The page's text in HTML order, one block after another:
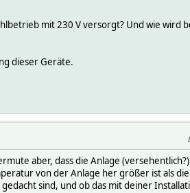
mit 230 V versorgt? Und wie wird
dieser Geräte.
aber, dass die Anlage
von der Anlage her größer ist als
sind, und ob das mit deiner